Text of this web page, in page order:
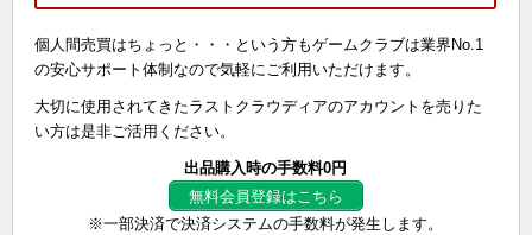
個人間売買はちょっと・・・という方もゲームクラブは業界No.1
の安心サポート体制なので気軽にご利用いただけます。
大切に使用されてきたラストクラウディアのアカウントを売りた
い方は是非ご活用ください。
出品購入時の手数料0円
無料会員登録はこちら
※一部決済で決済システムの手数料が発生します。